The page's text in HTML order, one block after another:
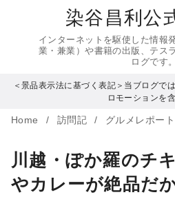
へ
染谷昌利公
インターネットを駆使した情報
業・兼業）や書籍の出版、テス
ログです。
＜景品表示法に基づく表記＞当ブログで
ロモーションを
Home 訪問記 グルメレポート
川越・ぽか羅のチ
やカレーが絶品だ